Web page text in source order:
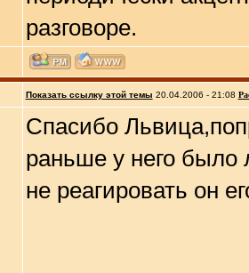
разговоре.
Показать ссылку этой темы 20.04.2006 - 21:08
Спасибо
раньше у него было
не реагировать он